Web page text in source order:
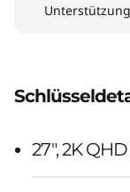
27", 2K